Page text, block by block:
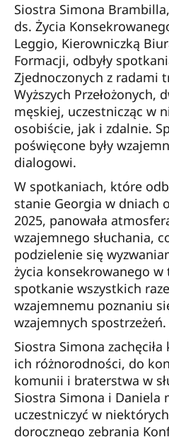
Siostra Simona
ds. Życia
Leggio, Kierowniczką
Formacji, odbyły
Zjednoczonych z radami
Wyższych Przełożonych,
męskiej, uczestnicząc w
osobiście, jak i zdalnie.
poświęcone były
dialogowi.
W spotkaniach, które
stanie Georgia w dniach
2025, panowała
wzajemnego słuchania,
podzielenie się
życia konsekrowanego
spotkanie wszystkich
wzajemnemu poznaniu
wzajemnych spostrzeżeń.
Siostra Simona
ich różnorodności, do
komunii i braterstwa w
Siostra Simona i Daniela
uczestniczyć w
dorocznego zebrania